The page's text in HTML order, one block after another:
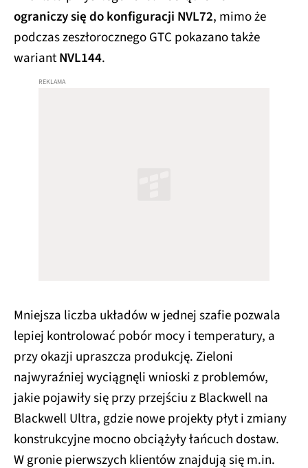
ograniczy się do konfiguracji NVL72, mimo że
podczas zeszłorocznegoGTC pokazano także
wariantNVL144.
Mniejsza liczba układów w jednej szafie pozwala
lepiej kontrolować pobór mocy i temperatury, a
przy okazji upraszcza produkcję. Zieloni
najwyraźniej wyciągnęli wnioski z problemów,
jakie pojawiły się przy przejściu z Blackwell na
Blackwell Ultra, gdzie nowe projekty płyt i zmiany
konstrukcyjne mocno obciążyły łańcuch dostaw.
W gronie pierwszych klientów znajdują się m.in.